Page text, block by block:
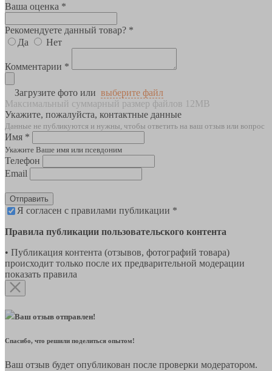
Ваша оценка *
Рекомендуете данный товар? *
Да
Нет
Комментарии *
Загрузите фото или выберите файл
Максимальный суммарный размер файлов 12MB
Укажите, пожалуйста, контактные данные
Данные не публикуются и нужны, чтобы ответить на ваш отзыв или вопрос
Имя *
Укажите Ваше имя или псевдоним
Телефон
Email
Отправить
Я согласен с правилами публикации *
Правила публикации пользовательского контента
• Публикация контента (отзывов, фотографий товара)
происходит только после их предварительной модерации
показать правила
Ваш отзыв отправлен!
Спасибо, что решили поделиться опытом!
Ваш отзыв будет опубликован после проверки модератором.